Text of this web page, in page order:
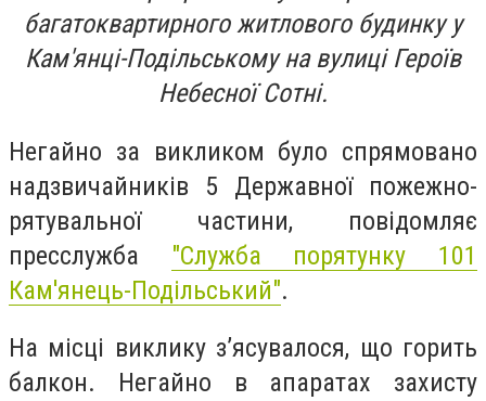
багатоквартирного житлового будинку у
Кам'янці-Подільському на вулиці Героїв
Небесної Сотні.
Негайно за викликом було спрямовано
надзвичайників 5 Державної пожежно-
рятувальної частини, повідомляє
пресслужба "Служба порятунку 101
Кам'янець-Подільський".
На місці виклику з’ясувалося, що горить
балкон. Негайно в апаратах захисту